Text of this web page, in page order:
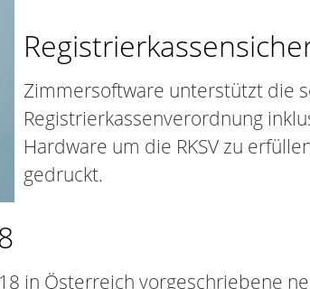
Zimmersoftware unterstützt die
Registrierkassenverordnung
Hardware um die RKSV zu
gedruckt.
in Österreich vorgeschriebene